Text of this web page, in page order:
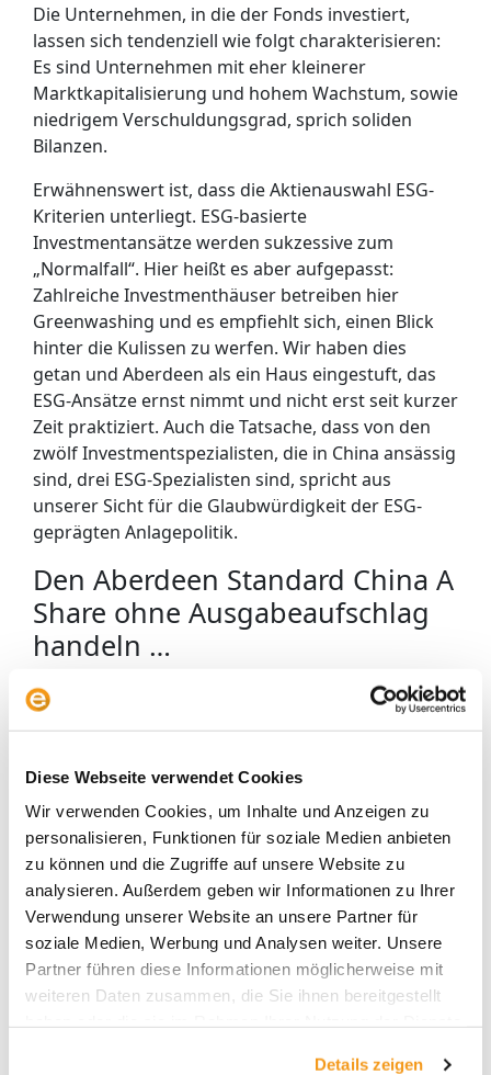
Diese Webseite verwendet Cookies
Wir verwenden Cookies, um Inhalte und Anzeigen zu
personalisieren, Funktionen für soziale Medien anbieten
zu können und die Zugriffe auf unsere Website zu
analysieren. Außerdem geben wir Informationen zu Ihrer
Verwendung unserer Website an unsere Partner für
soziale Medien, Werbung und Analysen weiter. Unsere
Partner führen diese Informationen möglicherweise mit
weiteren Daten zusammen, die Sie ihnen bereitgestellt
Details zeigen
Die Unternehmen, in die der Fonds investiert,
lassen sich tendenziell wie folgt charakterisieren:
Es sind Unternehmen mit eher kleinerer
Marktkapitalisierung und hohem Wachstum, sowie
niedrigem Verschuldungsgrad, sprich soliden
Bilanzen.
Erwähnenswert ist, dass die Aktienauswahl ESG-
Kriterien unterliegt. ESG-basierte
Investmentansätze werden sukzessive zum
„Normalfall“. Hier heißt es aber aufgepasst:
Zahlreiche Investmenthäuser betreiben hier
Greenwashing und es empfiehlt sich, einen Blick
hinter die Kulissen zu werfen. Wir haben dies
getan und Aberdeen als ein Haus eingestuft, das
ESG-Ansätze ernst nimmt und nicht erst seit kurzer
Zeit praktiziert. Auch die Tatsache, dass von den
zwölf Investmentspezialisten, die in China ansässig
sind, drei ESG-Spezialisten sind, spricht aus
unserer Sicht für die Glaubwürdigkeit der ESG-
geprägten Anlagepolitik.
Den Aberdeen Standard China A
Share ohne Ausgabeaufschlag
handeln …
Die Verwaltungsgebühr des Fonds liegt bei 1,75
Prozent pro Jahr. Das ist teuer, wenn auch nicht
ungewöhnlich für einen solch spezialisierten
bei Envestor sowohl für Kunden von Envestor
Beratung, wie auch von Envestor Direkt. Eine
erfolgsabhängige Vergütung (Performance Fee)
wird nicht erhoben.
… und bei Envestor Cashback
zurück auf die Vertriebsgebühren
Eine weitere gute Nachricht in Sachen Kosten ist,
dass die Selbstentscheider unter den Envestoren –
also die Envestor Direkt Kunden – einen
ordentlichen Teil der laufenden Gebühren